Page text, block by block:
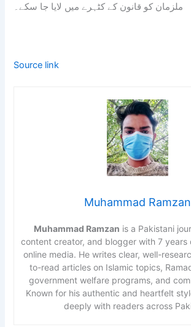
ملزمان کو قانون کے کٹہرے میں لایا جا سکے۔
Source link
Muhammad Ramzan
Muhammad Ramzan is a Pakistani
content creator, and blogger with 7 years
online media. He writes clear, well-
to-read articles on Islamic topics,
government welfare programs, and
Known for his authentic and heartfelt
deeply with readers across